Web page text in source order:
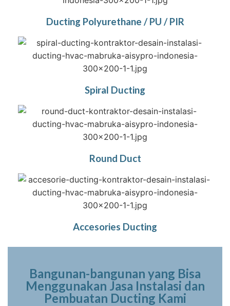
Ducting Polyurethane / PU / PIR
Spiral Ducting
Round Duct
Accesories Ducting
Bangunan-bangunan yang Bisa
Menggunakan Jasa Instalasi dan
Pembuatan Ducting Kami